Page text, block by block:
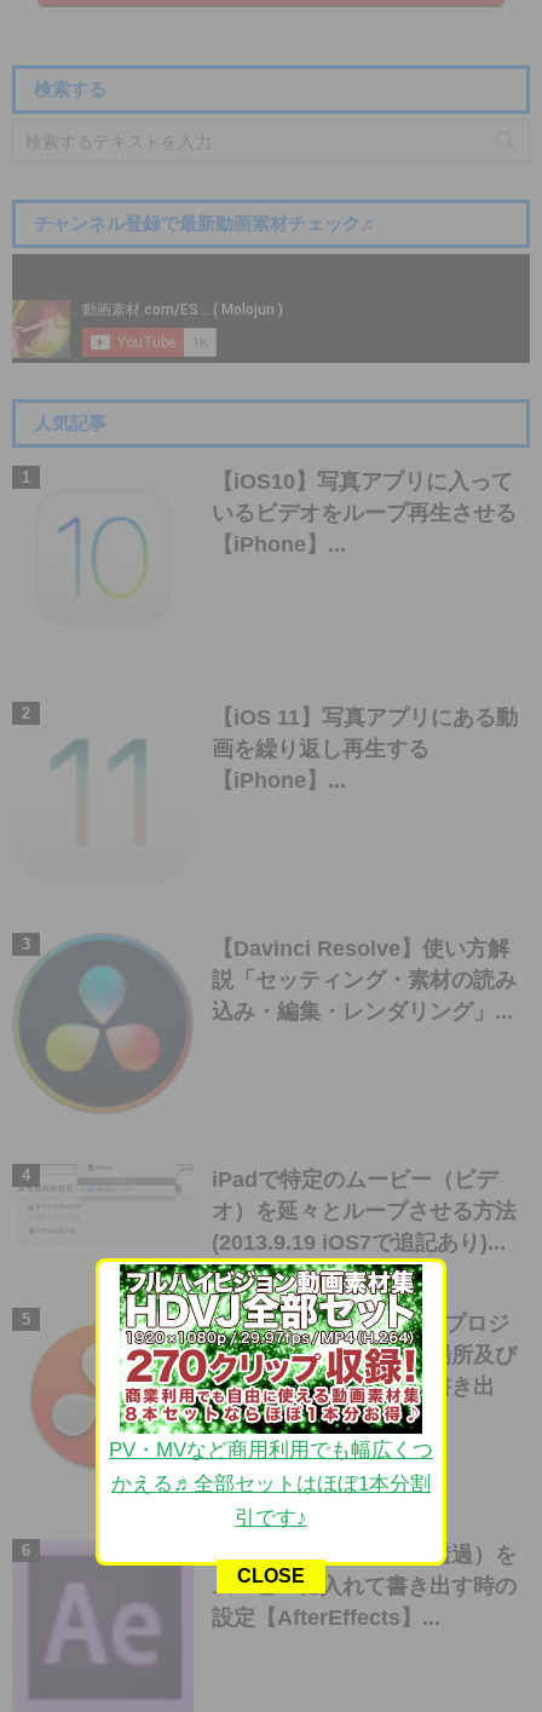
検索する
チャンネル登録で最新動画素材チェック♬
人気記事
【iOS10】写真アプリに入って
いるビデオをループ再生させる
【iPhone】...
【iOS 11】写真アプリにある動
画を繰り返し再生する
【iPhone】...
【Davinci Resolve】使い方解
説「セッティング・素材の読み
込み・編集・レンダリング」...
iPadで特定のムービー（ビデ
オ）を延々とループさせる方法
(2013.9.19 iOS7で追記あり)...
【Davinci Resolve】のプロジ
ェクトファイルがある場所及び
プロジェクトファイル書き出
し・素材の再接続...
アルファチャンネル（透過）を
ムービーに入れて書き出す時の
設定【AfterEffects】...
PV・MVなど商用利用でも幅広くつ
かえる♬全部セットはほぼ1本分割
引です♪
CLOSE